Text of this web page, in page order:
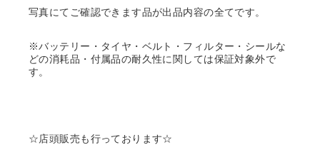
写真にてご確認できます品が出品内容の全てです。
※バッテリー・タイヤ・ベルト・フィルター・シールな
どの消耗品・付属品の耐久性に関しては保証対象外で
す。
☆店頭販売も行っております☆